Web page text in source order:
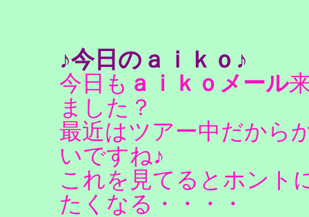
♪今日のａｉｋｏ♪
今日も ａｉｋｏメール
ました？
最近はツアー中だから
いですね♪
これを見てるとホント
たくなる・・・・